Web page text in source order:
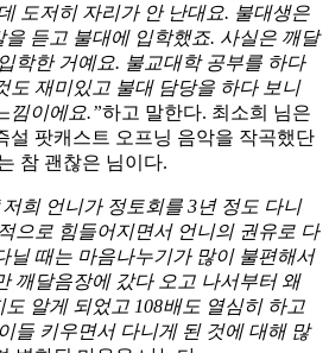
도저히 자리가 안 난대요. 불대생은
듣고 불대에 입학했죠. 사실은 깨달
학한 거예요. 불교대학 공부를 하다
도 재미있고 불대 담당을 하다 보니
낌이에요.”하고 말한다. 최소희 님은
설 팟캐스트 오프닝 음악을 작곡했단
참 괜찮은 님이다.
저희 언니가 정토회를 3년 정도 다니
으로 힘들어지면서 언니의 권유로 다
닐 때는 마음나누기가 많이 불편해서
깨달음장에 갔다 오고 나서부터 왜
알게 되었고 108배도 열심히 하고
들 키우면서 다니게 된 것에 대해 많